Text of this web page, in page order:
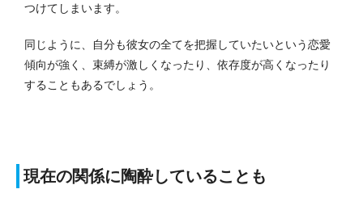
つけてしまいます。
同じように、自分も彼女の全てを把握していたいという恋愛
傾向が強く、束縛が激しくなったり、依存度が高くなったり
することもあるでしょう。
現在の関係に陶酔していることも